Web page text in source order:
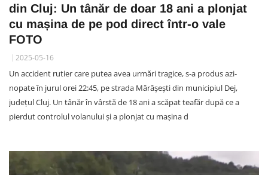
din Cluj: Un tânăr de doar 18 ani a plonjat
cu mașina de pe pod direct într-o vale
FOTO
2025-05-16
Un accident rutier care putea avea urmări tragice, s-a produs azi-
nopate în jurul orei 22:45, pe strada Mărășești din municipiul Dej,
județul Cluj. Un tânăr în vârstă de 18 ani a scăpat teafăr după ce a
pierdut controlul volanului și a plonjat cu mașina d